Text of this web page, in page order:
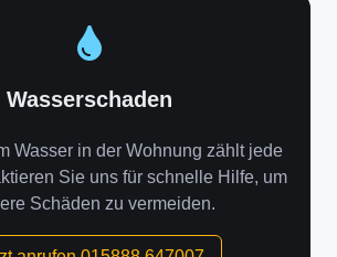
Wasserschaden
Wasser in der Wohnung zählt jede
Sie uns für schnelle Hilfe, um
Schäden zu vermeiden.